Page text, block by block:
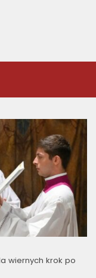
wiernych krok po